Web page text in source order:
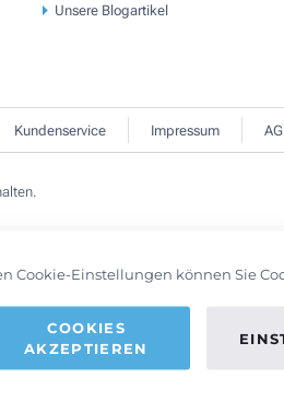
Unsere Blogartikel
Kundenservice Impressum
Cookie-Einstellungen können Sie
COOKIES
AKZEPTIEREN